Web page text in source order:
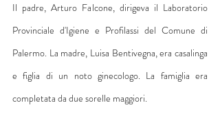
Il padre, Arturo Falcone, dirigeva il Laboratorio
Provinciale d'Igiene e Profilassi del Comune di
Palermo. La madre, Luisa Bentivegna, era casalinga
e figlia di un noto ginecologo. La famiglia era
completata da due sorelle maggiori.